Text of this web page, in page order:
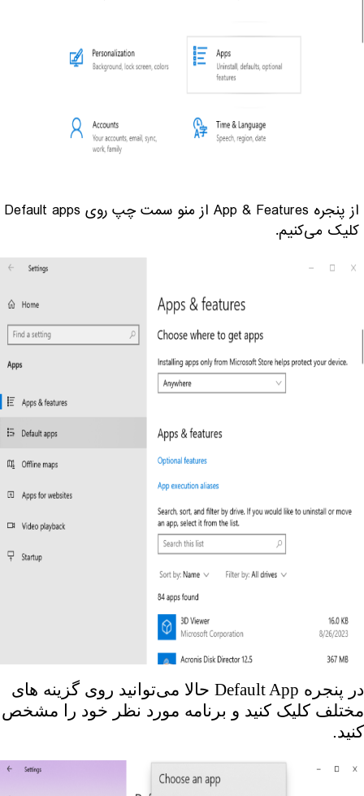
از پنجره App & Features از منو سمت چپ روی Default apps
کلیک می‌کنیم.
در پنجره Default App حالا می‌توانید روی گزینه های
مختلف کلیک کنید و برنامه مورد نظر خود را مشخص
کنید.